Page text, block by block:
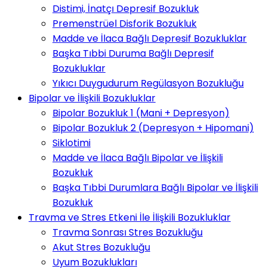
Distimi, İnatçı Depresif Bozukluk
Premenstrüel Disforik Bozukluk
Madde ve İlaca Bağlı Depresif Bozukluklar
Başka Tıbbi Duruma Bağlı Depresif
Bozukluklar
Yıkıcı Duygudurum Regülasyon Bozukluğu
Bipolar ve İlişkili Bozukluklar
Bipolar Bozukluk 1 (Mani + Depresyon)
Bipolar Bozukluk 2 (Depresyon + Hipomani)
Siklotimi
Madde ve İlaca Bağlı Bipolar ve İlişkili
Bozukluk
Başka Tıbbi Durumlara Bağlı Bipolar ve İlişkili
Bozukluk
Travma ve Stres Etkeni İle İlişkili Bozukluklar
Travma Sonrası Stres Bozukluğu
Akut Stres Bozukluğu
Uyum Bozuklukları